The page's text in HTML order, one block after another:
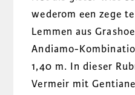
wederom een zege
Lemmen aus
Andiamo-
1,40 m. In dieser
Vermeir mit